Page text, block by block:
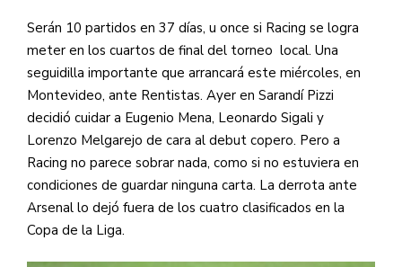
Serán 10 partidos en 37 días, u once si Racing se logra
meter en los cuartos de final del torneo local. Una
seguidilla importante que arrancará este miércoles, en
Montevideo, ante Rentistas. Ayer en Sarandí Pizzi
decidió cuidar a Eugenio Mena, Leonardo Sigali y
Lorenzo Melgarejo de cara al debut copero. Pero a
Racing no parece sobrar nada, como si no estuviera en
condiciones de guardar ninguna carta. La derrota ante
Arsenal lo dejó fuera de los cuatro clasificados en la
Copa de la Liga.